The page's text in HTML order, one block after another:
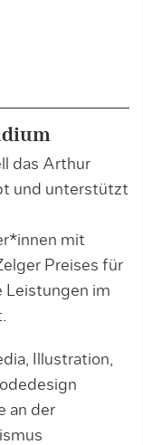
das Arthur
und unterstützt
mit
Preises für
Leist­ungen im
Illu­stration,
an der